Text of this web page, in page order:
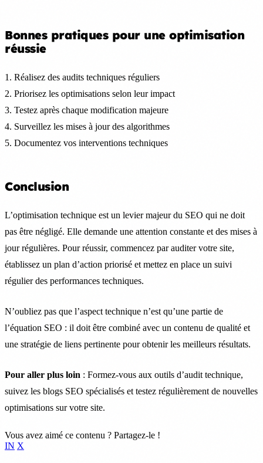
Bonnes pratiques pour une optimisation
réussie
1. Réalisez des audits techniques réguliers
2. Priorisez les optimisations selon leur impact
3. Testez après chaque modification majeure
4. Surveillez les mises à jour des algorithmes
5. Documentez vos interventions techniques
Conclusion
L’optimisation technique est un levier majeur du SEO qui ne doit
pas être négligé. Elle demande une attention constante et des mises à
jour régulières. Pour réussir, commencez par auditer votre site,
établissez un plan d’action priorisé et mettez en place un suivi
régulier des performances techniques.
N’oubliez pas que l’aspect technique n’est qu’une partie de
l’équation SEO : il doit être combiné avec un contenu de qualité et
une stratégie de liens pertinente pour obtenir les meilleurs résultats.
Pour aller plus loin : Formez-vous aux outils d’audit technique,
suivez les blogs SEO spécialisés et testez régulièrement de nouvelles
optimisations sur votre site.
Vous avez aimé ce contenu ? Partagez-le !
IN X